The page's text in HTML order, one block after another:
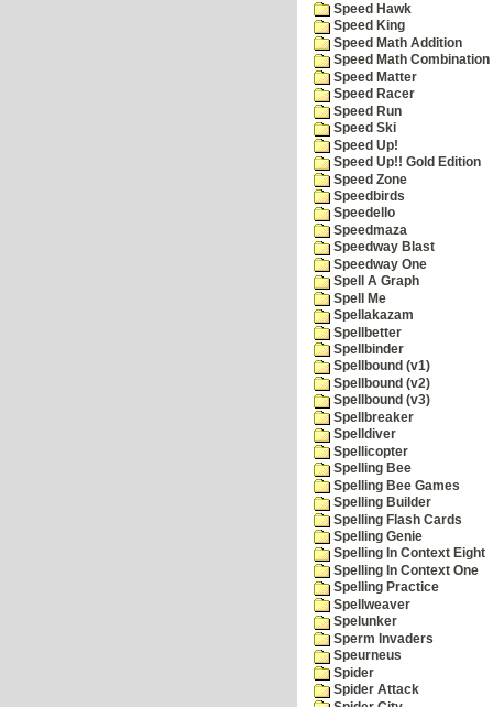
Speed Hawk
Speed King
Speed Math Addition
Speed Math Combination
Speed Matter
Speed Racer
Speed Run
Speed Ski
Speed Up!
Speed Up!! Gold Edition
Speed Zone
Speedbirds
Speedello
Speedmaza
Speedway Blast
Speedway One
Spell A Graph
Spell Me
Spellakazam
Spellbetter
Spellbinder
Spellbound (v1)
Spellbound (v2)
Spellbound (v3)
Spellbreaker
Spelldiver
Spellicopter
Spelling Bee
Spelling Bee Games
Spelling Builder
Spelling Flash Cards
Spelling Genie
Spelling In Context Eight
Spelling In Context One
Spelling Practice
Spellweaver
Spelunker
Sperm Invaders
Speurneus
Spider
Spider Attack